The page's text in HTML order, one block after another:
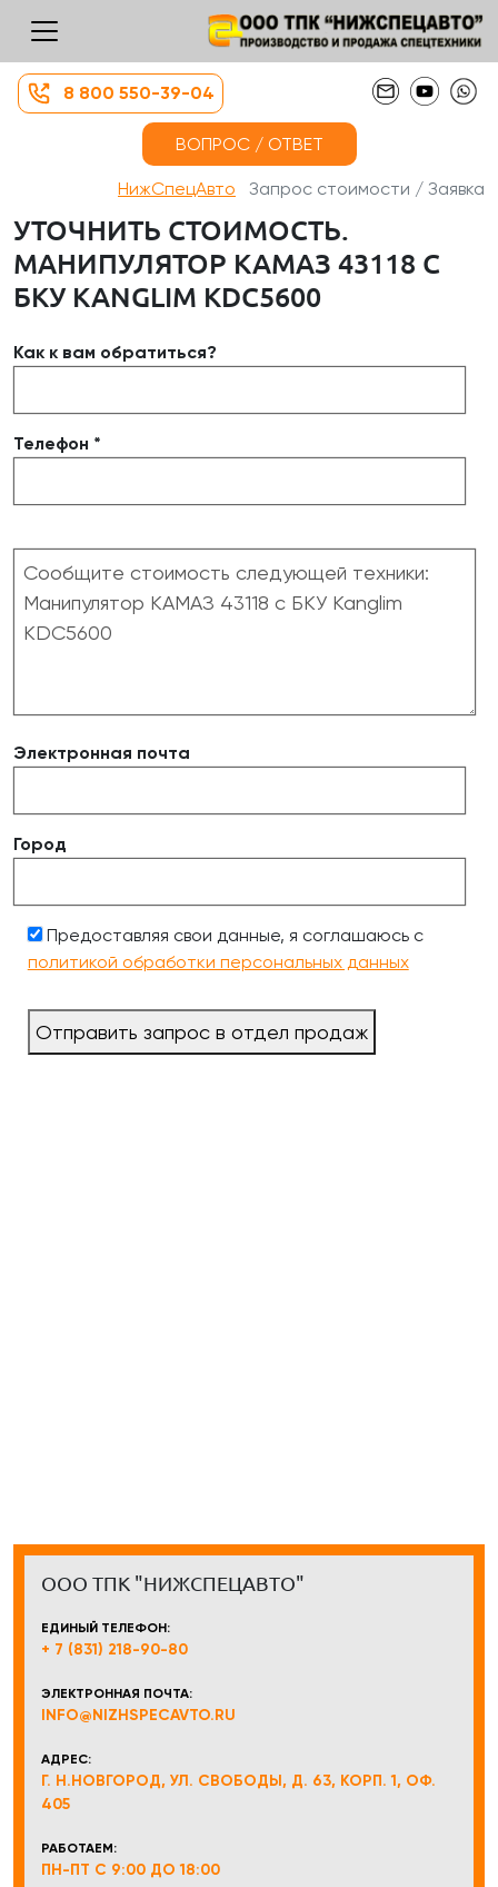
8 800 550-39-04
ВОПРОС / ОТВЕТ
НижСпецАвто Запрос стоимости / Заявка
УТОЧНИТЬ СТОИМОСТЬ.
МАНИПУЛЯТОР КАМАЗ 43118 С
БКУ KANGLIM KDC5600​
Как к вам обратиться?
Телефон *
Электронная почта
Город
Предоставляя свои данные, я соглашаюсь с
политикой обработки персональных данных
Отправить запрос в отдел продаж
ООО ТПК "НИЖСПЕЦАВТО"
ЕДИНЫЙ ТЕЛЕФОН:
+ 7 (831) 218-90-80
ЭЛЕКТРОННАЯ ПОЧТА:
INFO@NIZHSPECAVTO.RU
АДРЕС:
Г. Н.НОВГОРОД, УЛ. СВОБОДЫ, Д. 63, КОРП. 1, ОФ.
405
РАБОТАЕМ:
ПН-ПТ С 9:00 ДО 18:00